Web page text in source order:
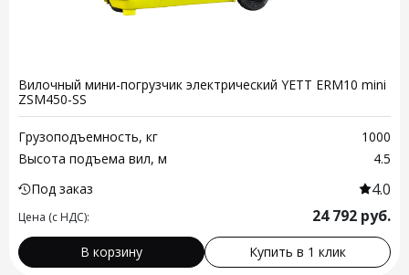
Вилочный мини-погрузчик электрический YETT ERM10 mini
ZSM450-SS
Грузоподъемность, кг
1000
Высота подъема вил, м
4.5
Под заказ
4.0
Цена (с НДС): 24 792 руб.
В корзину Купить в 1 клик